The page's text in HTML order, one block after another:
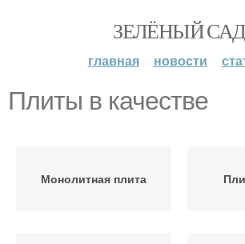
ЗЕЛЁНЫЙ САД
главная новости
Плиты в качестве
Монолитная плита